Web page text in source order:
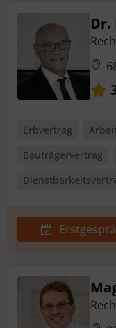
Dr.
Erbvertrag
Bauträgervertrag